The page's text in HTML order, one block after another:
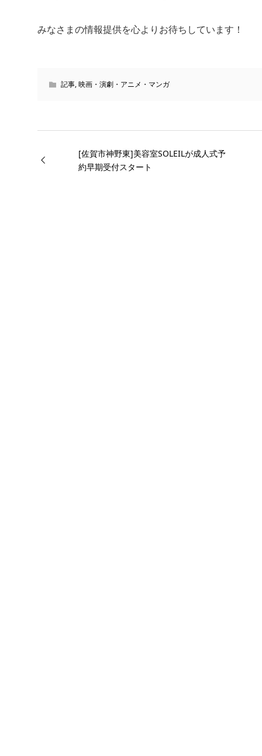
みなさまの情報提供を心よりお待ちしています！
記事,映画・演劇・アニメ・マンガ
[佐賀市神野東]美容室SOLEILが成人式予
約早期受付スタート